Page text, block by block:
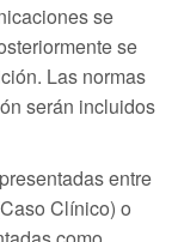
se
se
Las normas
serán incluidos
entre
Clínico) o